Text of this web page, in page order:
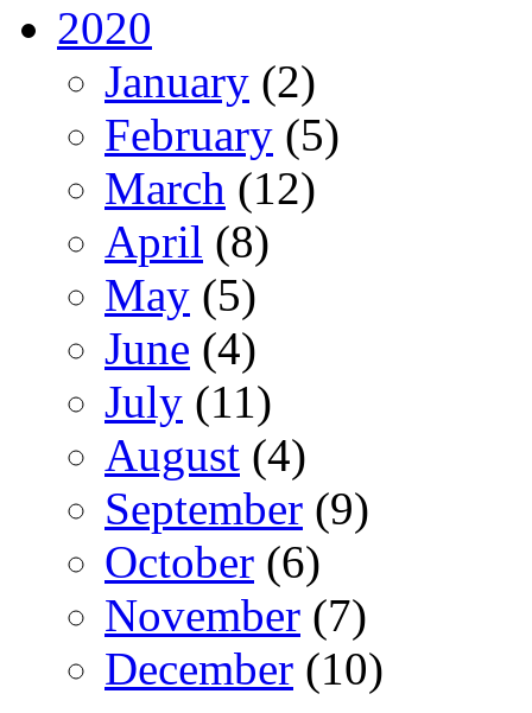
2020
January (2)
February (5)
March (12)
April (8)
May (5)
June (4)
July (11)
August (4)
September (9)
October (6)
November (7)
December (10)